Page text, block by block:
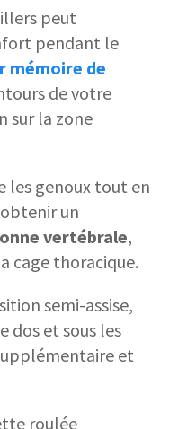
peut
pendant le
mémoire de
de votre
sur la zone
les genoux tout en
un
vertébrale,
cage thoracique.
semi-assise,
dos et sous les
et
roulée